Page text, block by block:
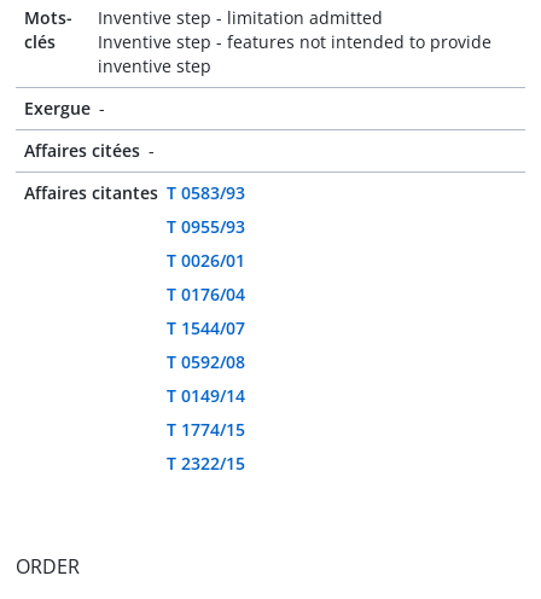
Mots-
clés
Inventive step - limitation admitted
Inventive step - features not intended to provide
inventive step
Exergue -
Affaires citées -
Affaires citantes T 0583/93
T 0955/93
T 0026/01
T 0176/04
T 1544/07
T 0592/08
T 0149/14
T 1774/15
T 2322/15
ORDER